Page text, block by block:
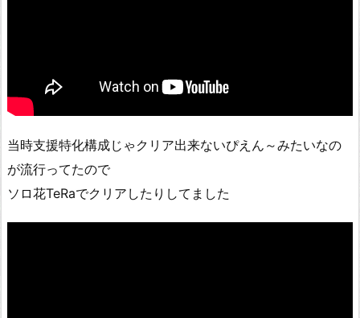
当時支援特化構成じゃクリア出来ないぴえん～みたいなの
が流行ってたので
ソロ花TeRaでクリアしたりしてました